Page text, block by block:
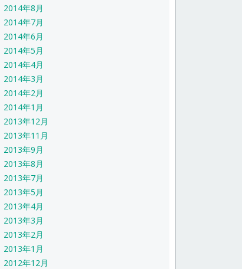
2014年8月
2014年7月
2014年6月
2014年5月
2014年4月
2014年3月
2014年2月
2014年1月
2013年12月
2013年11月
2013年9月
2013年8月
2013年7月
2013年5月
2013年4月
2013年3月
2013年2月
2013年1月
2012年12月